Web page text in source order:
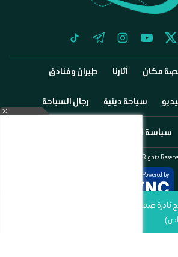
ضمن أعمال مشروع مقبرة جحوتي
twitter
youtube
instagram
telegram
tiktok
مكان آثارنا طيران وفنادق
سياحة دينية رجال السياحة
سياسة الخصوصية
©2025 Go Egypia All Rights
Powered by